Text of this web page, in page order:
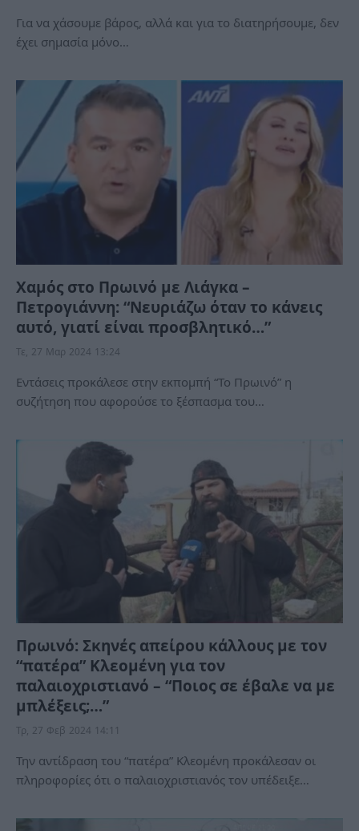
Για να χάσουμε βάρος, αλλά και για το διατηρήσουμε, δεν
έχει σημασία μόνο…
Χαμός στο Πρωινό με Λιάγκα –
Πετρογιάννη: “Νευριάζω όταν το κάνεις
αυτό, γιατί είναι προσβλητικό…”
Τε, 27 Μαρ 2024 13:24
Εντάσεις προκάλεσε στην εκπομπή “Το Πρωινό” η
συζήτηση που αφορούσε το ξέσπασμα του…
Πρωινό: Σκηνές απείρου κάλλους με τον
“πατέρα” Κλεομένη για τον
παλαιοχριστιανό – “Ποιος σε έβαλε να με
μπλέξεις;…”
Τρ, 27 Φεβ 2024 14:11
Την αντίδραση του “πατέρα” Κλεομένη προκάλεσαν οι
πληροφορίες ότι ο παλαιοχριστιανός τον υπέδειξε…